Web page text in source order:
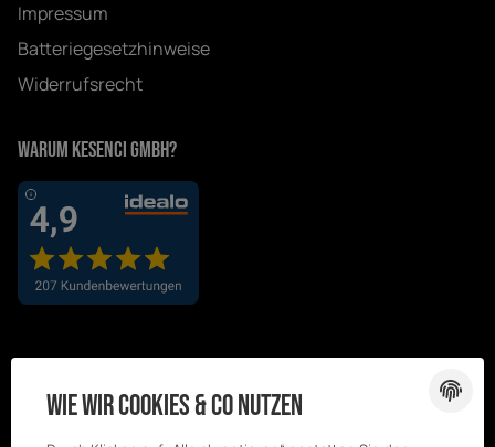
Impressum
Batteriegesetzhinweise
Widerrufsrecht
Warum Kesenci GmbH?
Wie wir Cookies & Co nutzen